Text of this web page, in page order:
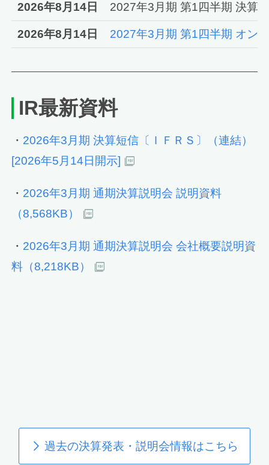
2026年8月14日 2027年3月期 第1四半期 決算
2026年8月14日 2027年3月期 第1四半期 オン
IR最新資料
・ 2026年3月期 決算短信〔ＩＦＲＳ〕（連結）
[2026年5月14日開示]
・ 2026年3月期 通期決算説明会 説明資料
（8,568KB）
・ 2026年3月期 通期決算説明会 会社概要説明資
料（8,218KB）
過去の決算発表・説明会情報はこちら